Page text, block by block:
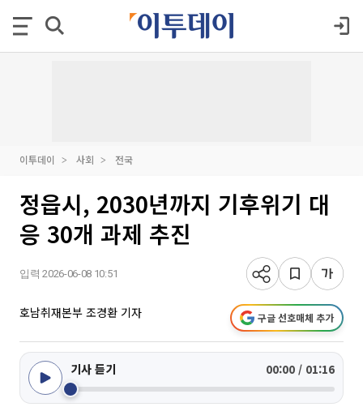
이투데이 사회 전국
정읍시, 2030년까지 기후위기 대
응 30개 과제 추진
입력 2026-06-08 10:51
호남취재본부 조경환 기자 구글 선호매체 추가
기사 듣기 00:00 / 01:16